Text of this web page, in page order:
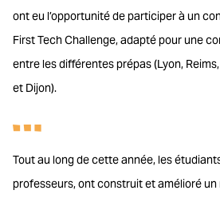
ont eu l’opportunité de participer à un
First Tech Challenge, adapté pour une
entre les différentes prépas (Lyon,
et Dijon).
Tout au long de cette année, les
professeurs, ont construit et amélioré